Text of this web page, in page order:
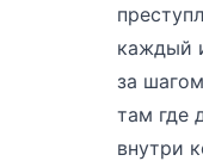
каждый
за
там где
внутри